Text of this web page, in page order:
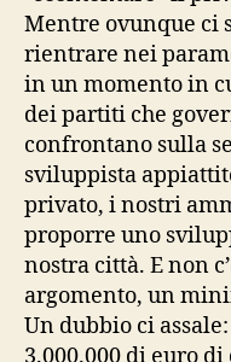
Mentre ovunque ci
rientrare nei
in un momento in
dei partiti che
confrontano sulla
sviluppista
privato, i nostri
proporre uno
nostra città. E non
argomento, un
Un dubbio ci
3.000.000 di euro